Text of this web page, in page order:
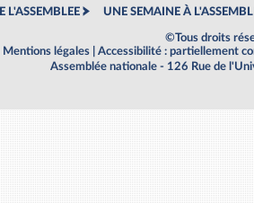
L'ASSEMBLEE UNE SEMAINE À
©Tous droits
Mentions légales
Accessibilité : partiellement
Assemblée nationale - 126 Rue de